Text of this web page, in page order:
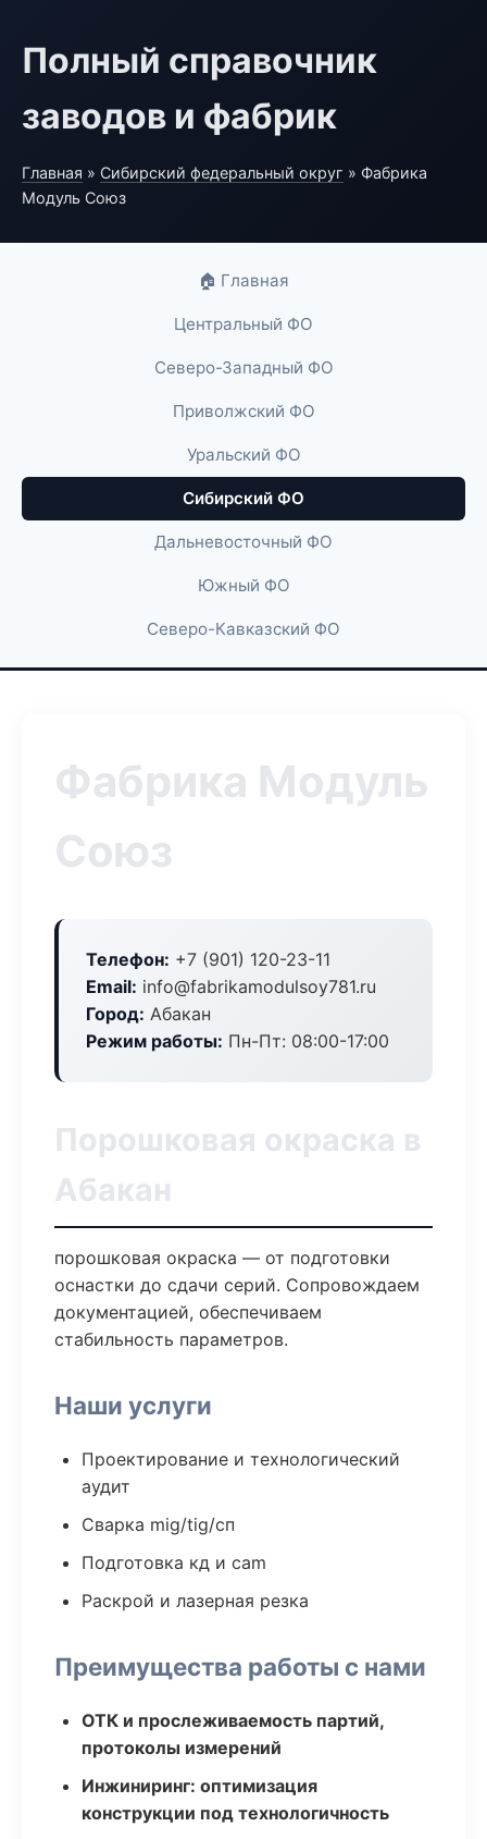
Полный справочник
заводов и фабрик
Главная » Сибирский федеральный округ » Фабрика
Модуль Союз
🏠 Главная
Центральный ФО
Северо-Западный ФО
Приволжский ФО
Уральский ФО
Сибирский ФО
Дальневосточный ФО
Южный ФО
Северо-Кавказский ФО
Фабрика Модуль
Союз
Телефон: +7 (901) 120-23-11
Email: info@fabrikamodulsoy781.ru
Город: Абакан
Режим работы: Пн-Пт: 08:00-17:00
Порошковая окраска в
Абакан
порошковая окраска — от подготовки
оснастки до сдачи серий. Сопровождаем
документацией, обеспечиваем
стабильность параметров.
Наши услуги
Проектирование и технологический
аудит
Сварка mig/tig/сп
Подготовка кд и cam
Раскрой и лазерная резка
Преимущества работы с нами
ОТК и прослеживаемость партий,
протоколы измерений
Инжиниринг: оптимизация
конструкции под технологичность